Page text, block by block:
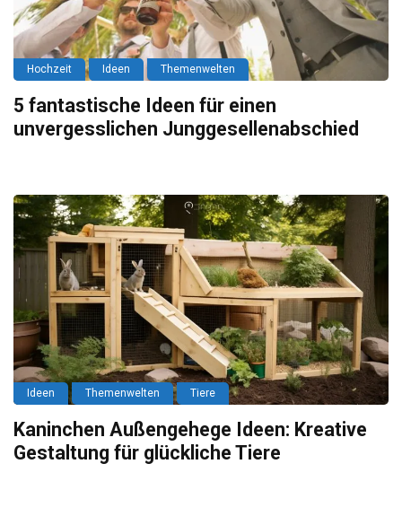
Hochzeit Ideen Themenwelten
5 fantastische Ideen für einen
unvergesslichen Junggesellenabschied
Ideen Themenwelten Tiere
Kaninchen Außengehege Ideen: Kreative
Gestaltung für glückliche Tiere